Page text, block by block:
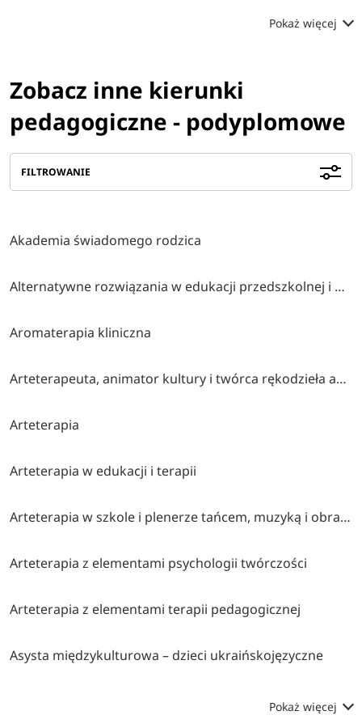
Pokaż więcej
Zobacz inne kierunki
pedagogiczne - podyplomowe
FILTROWANIE
Akademia świadomego rodzica
Alternatywne rozwiązania w edukacji przedszkolnej i wczesnoszkolnej
Aromaterapia kliniczna
Arteterapeuta, animator kultury i twórca rękodzieła artystycznego
Arteterapia
Arteterapia w edukacji i terapii
Arteterapia w szkole i plenerze tańcem, muzyką i obrazem malowana (współorganizatorzy stowarzyszenie twórcze brzózki, cen bydgoszcz, klub myśli twórczej akp bydgoszcz)
Arteterapia z elementami psychologii twórczości
Arteterapia z elementami terapii pedagogicznej
Asysta międzykulturowa – dzieci ukraińskojęzyczne
Pokaż więcej